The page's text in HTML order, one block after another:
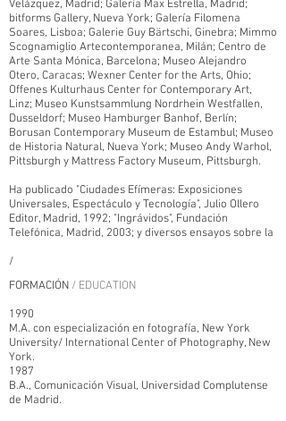
Velázquez, Madrid; Galería Max Estrella, Madrid;
bitforms Gallery, Nueva York; Galería Filomena
Soares, Lisboa; Galerie Guy Bärtschi, Ginebra; Mimmo
Scognamiglio Artecontemporanea, Milán; Centro de
Arte Santa Mónica, Barcelona; Museo Alejandro
Otero, Caracas; Wexner Center for the Arts, Ohio;
Offenes Kulturhaus Center for Contemporary Art,
Linz; Museo Kunstsammlung Nordrhein Westfallen,
Dusseldorf; Museo Hamburger Banhof, Berlín;
Borusan Contemporary Museum de Estambul; Museo
de Historia Natural, Nueva York; Museo Andy Warhol,
Pittsburgh y Mattress Factory Museum, Pittsburgh.
Ha publicado "Ciudades Efímeras: Exposiciones
Universales, Espectáculo y Tecnología", Julio Ollero
Editor, Madrid, 1992; "Ingrávidos", Fundación
Telefónica, Madrid, 2003; y diversos ensayos sobre la
/
FORMACIÓN / EDUCATION
1990
M.A. con especialización en fotografía, New York
University/ International Center of Photography, New
York.
1987
B.A., Comunicación Visual, Universidad Complutense
de Madrid.